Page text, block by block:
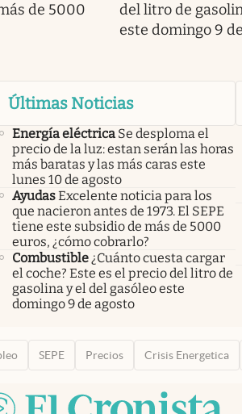
de 5000
del litro de
este domingo 9
Últimas Noticias
Energía eléctrica Se desploma el
precio de la luz: estan serán las horas
más baratas y las más caras este
lunes 10 de agosto
AyudasExcelente noticia para los
que nacieron antes de 1973. El SEPE
tiene este subsidio de más de 5000
euros, ¿cómo cobrarlo?
Combustible¿Cuánto cuesta cargar
el coche? Este es el precio del litro de
gasolina y el del gasóleo este
domingo 9 de agosto
SEPE Precios Crisis Energetica